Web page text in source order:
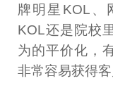
牌明星KOL、
KOL还是院校
为的平价化，
非常容易获得客